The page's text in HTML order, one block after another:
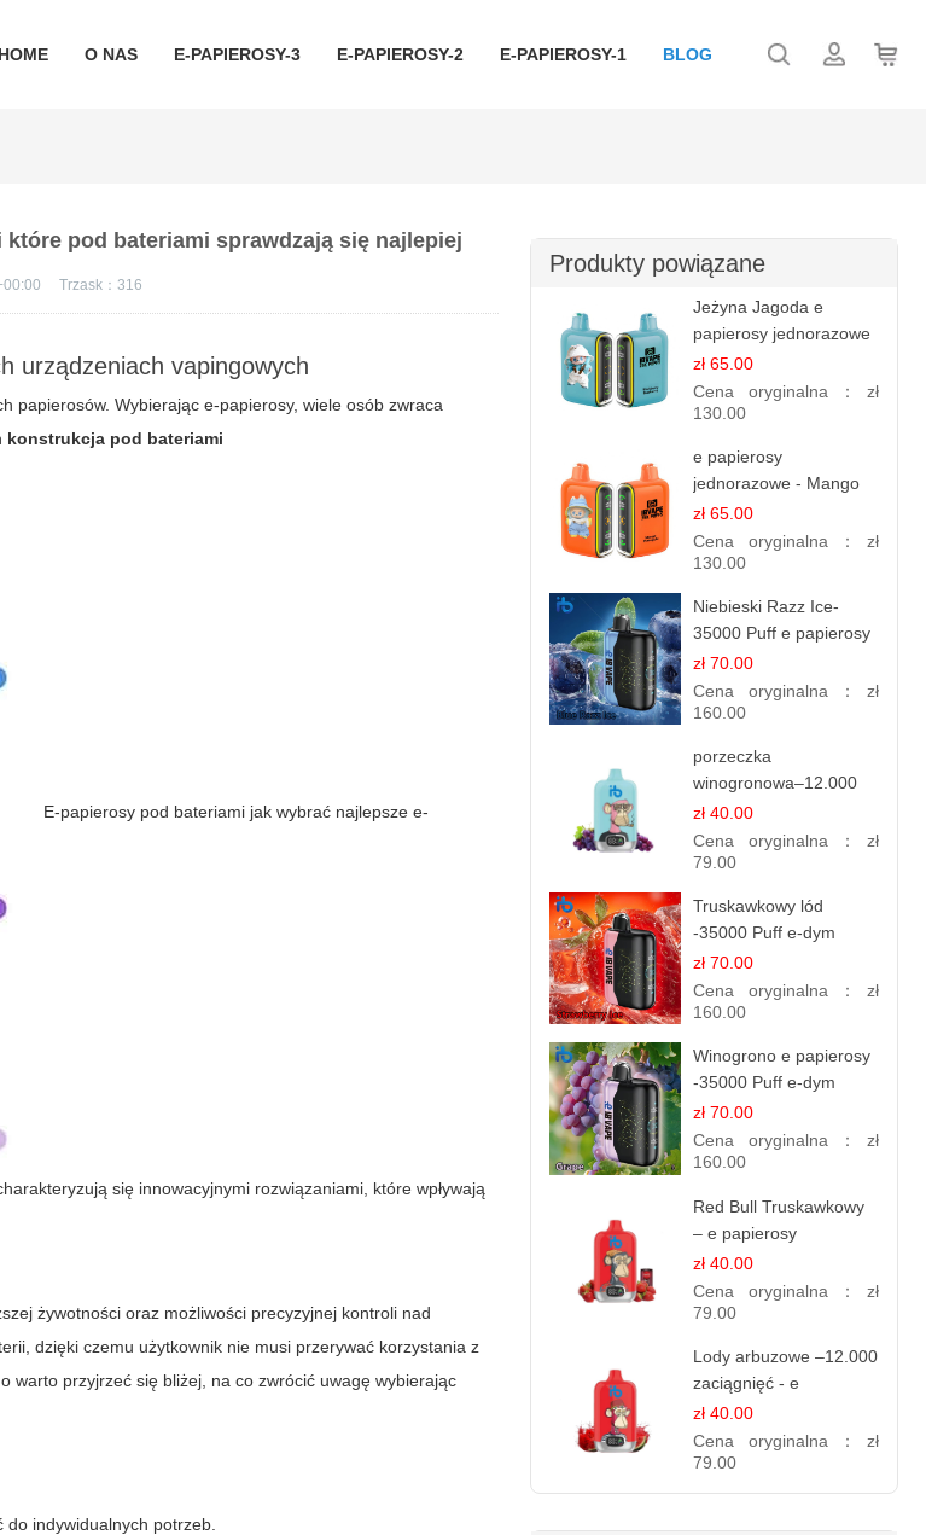
HOME O NAS E-PAPIEROSY-3 E-PAPIEROSY-2 E-PAPIEROSY-1 BLOG
pod bateriami sprawdzają się najlepiej
Trzask： 316
urządzeniach vapingowych
papierosów. Wybierając e-papierosy, wiele osób zwraca
konstrukcja pod bateriami
E-papierosy pod bateriami jak wybrać najlepsze e-
się innowacyjnymi rozwiązaniami, które wpływają
żywotności oraz możliwości precyzyjnej kontroli nad
dzięki czemu użytkownik nie musi przerywać korzystania z
warto przyjrzeć się bliżej, na co zwrócić uwagę wybierając
indywidualnych potrzeb.
Produkty powiązane
Jeżyna Jagoda e
papierosy jednorazowe
- 25 000 Puffs
zł 65.00
Cena oryginalna： zł
130.00
e papierosy
jednorazowe - Mango
Ananas – 25,000 Puffs
zł 65.00
Cena oryginalna： zł
130.00
Niebieski Razz Ice-
35000 Puff e papierosy
jednorazowe
zł 70.00
Cena oryginalna： zł
160.00
porzeczka
winogronowa–12.000
zaciągnięć - e
papierosy
zł 40.00
Cena oryginalna： zł
79.00
Truskawkowy lód
-35000 Puff e-dym
zł 70.00
Cena oryginalna： zł
160.00
Winogrono e papierosy
-35000 Puff e-dym
zł 70.00
Cena oryginalna： zł
160.00
Red Bull Truskawkowy
– e papierosy
jednorazowe
zł 40.00
Cena oryginalna： zł
79.00
Lody arbuzowe –12.000
zaciągnięć - e
papierosy jednorazowe
zł 40.00
Cena oryginalna： zł
79.00